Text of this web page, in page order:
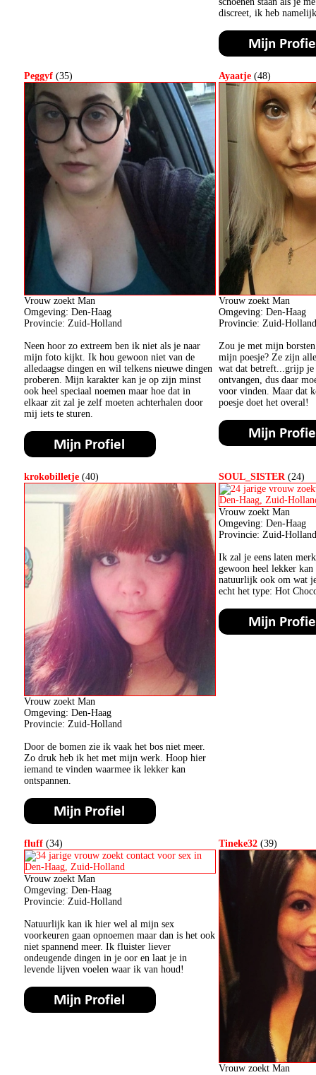
discreet, ik heb
Peggyf (35)
Vrouw zoekt Man
Omgeving: Den-Haag
Provincie: Zuid-Holland
Neen hoor zo extreem ben ik niet als je naar
mijn foto kijkt. Ik hou gewoon niet van de
alledaagse dingen en wil telkens nieuwe dingen
proberen. Mijn karakter kan je op zijn minst
ook heel speciaal noemen maar hoe dat in
elkaar zit zal je zelf moeten achterhalen door
mij iets te sturen.
Ayaatje (48)
Vrouw zoekt Man
Omgeving: Den-Haag
Provincie: Zuid-Holland
Zou je met mijn
mijn poesje? Ze zijn
wat dat betreft...grijp
ontvangen, dus daar
voor vinden. Maar dat
poesje doet het overal!
krokobilletje (40)
Vrouw zoekt Man
Omgeving: Den-Haag
Provincie: Zuid-Holland
Door de bomen zie ik vaak het bos niet meer.
Zo druk heb ik het met mijn werk. Hoop hier
iemand te vinden waarmee ik lekker kan
ontspannen.
SOUL_SISTER(24)
Vrouw zoekt Man
Omgeving: Den-Haag
Provincie: Zuid-Holland
Ik zal je eens laten
gewoon heel lekker
natuurlijk ook om wat
echt het type: Hot
fluff (34)
Vrouw zoekt Man
Omgeving: Den-Haag
Provincie: Zuid-Holland
Natuurlijk kan ik hier wel al mijn sex
voorkeuren gaan opnoemen maar dan is het ook
niet spannend meer. Ik fluister liever
ondeugende dingen in je oor en laat je in
levende lijven voelen waar ik van houd!
Tineke32 (39)
Vrouw zoekt Man